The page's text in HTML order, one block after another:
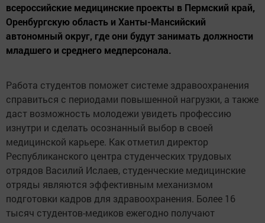
всероссийские медицинские проекты в Пермский край,
Оренбургскую область и Ханты-Мансийский
автономный округ, где они будут занимать должности
младшего и среднего медперсонала.
Работа студентов поможет системе здравоохранения
справиться с периодами повышенной нагрузки, а также
даст возможность молодежи увидеть профессию
изнутри и сделать осознанный выбор в своей
медицинской карьере. Как отметил директор
Республиканского центра студенческих трудовых
отрядов Василий Ислаев, студенческие медицинские
отряды являются эффективным механизмом
подготовки кадров для здравоохранения. Более 16
тысяч студентов-медиков ежегодно получают